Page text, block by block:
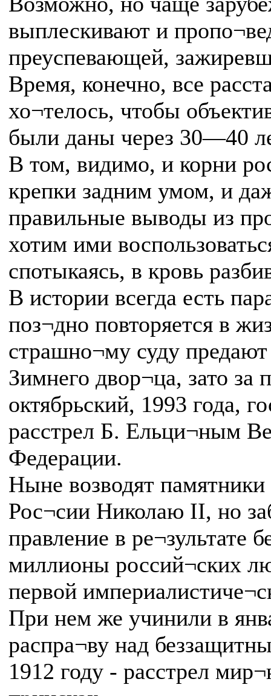
выплескивают и
преуспевающей,
Время, конечно, все
хо¬телось, чтобы
были даны через 30—40
В том, видимо, и корни
крепки задним умом, и
правильные выводы из
хотим ими
спотыкаясь, в кровь
В истории всегда есть
поз¬дно повторяется в
страшно¬му суду
Зимнего двор¬ца, зато за
октябрьский, 1993 года,
расстрел Б. Ельци¬ным
Федерации.
Ныне возводят
Рос¬сии Николаю II, но
правление в ре¬зультате
миллионы россий¬ских
первой
При нем же учинили в
распра¬ву над
1912 году - расстрел